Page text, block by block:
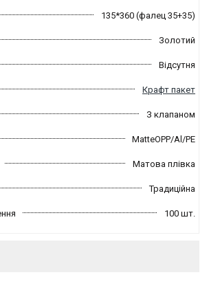
135*360 (фалец 35+35)
Золотий
Відсутня
Крафт пакет
З клапаном
MatteOPP/Al/PE
Матова плівка
Традиційна
100 шт.